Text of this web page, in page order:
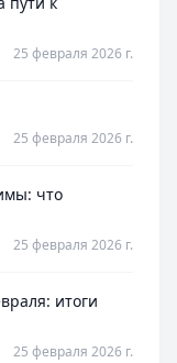
25 февраля 2026 г.
25 февраля 2026 г.
что
25 февраля 2026 г.
итоги
25 февраля 2026 г.